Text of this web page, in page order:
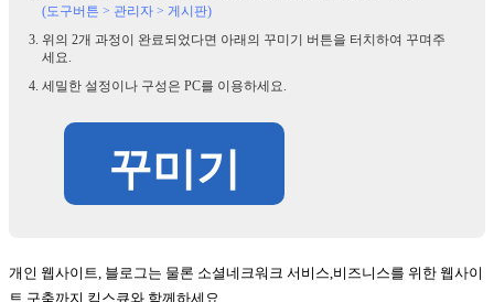
(도구버튼 > 관리자 > 게시판)
위의 2개 과정이 완료되었다면 아래의 꾸미기 버튼을 터치하여 꾸며주
세요.
세밀한 설정이나 구성은 PC를 이용하세요.
꾸미기
개인 웹사이트, 블로그는 물론 소셜네크워크 서비스,비즈니스를 위한 웹사이
트 구축까지 킴스큐와 함께하세요.